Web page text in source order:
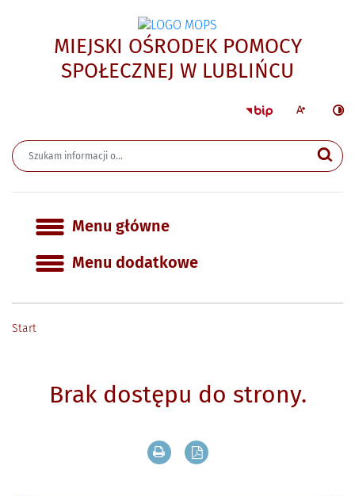
MIEJSKI OŚRODEK POMOCY
SPOŁECZNEJ W LUBLIŃCU
StronaWiększa
Wyszukiwarka
Menu główne
Menu główne
Menu dodatkowe
Start
Brak dostępu do strony.
Drukuj zawartość bieżącej strony
Zapisz tekst bieżącej